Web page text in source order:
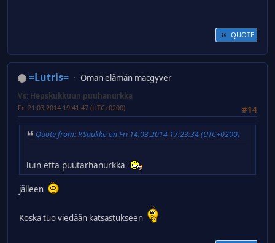
QUOTE
=Lutris= Oman elämän macgyver
Vs: Hepskukkuun puuhanurkka
#14
Fri 21.03.2014 19:41:47 (UTC+0200)
Quote from: P.Saukko on Fri 14.03.2014 17:23:34 (UTC+0200)
luin että puutarhanurkka
jälleen
Koska tuo viedään katsastukseen